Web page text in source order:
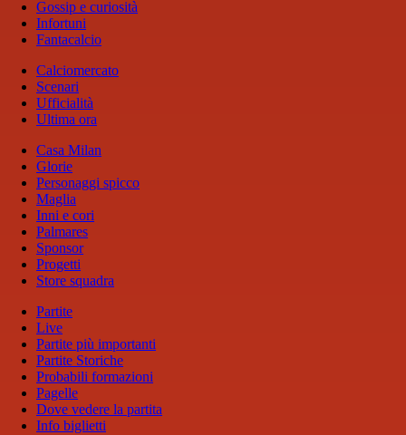
Gossip e curiosità
Infortuni
Fantacalcio
Calciomercato
Scenari
Ufficialità
Ultima ora
Casa Milan
Glorie
Personaggi spicco
Maglia
Inni e cori
Palmares
Sponsor
Progetti
Store squadra
Partite
Live
Partite più importanti
Partite Storiche
Probabili formazioni
Pagelle
Dove vedere la partita
Info biglietti